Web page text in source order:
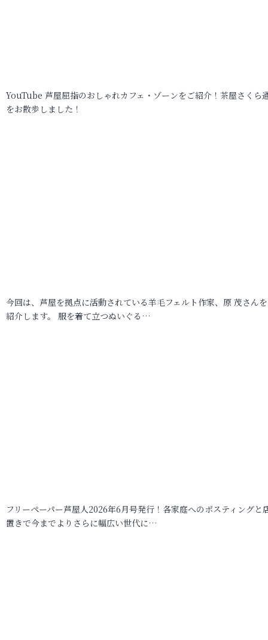
YouTube 芦屋屈指のおしゃれカフェ・ゾーンをご紹介！茶屋さくら
をお散歩しました！
今回は、芦屋を拠点に活動されている羊毛フェルト作家、原 茂さん
紹介します。 服を着て立つぬいぐる…
フリーペーパー芦屋人2026年6月号発行！各家庭へのポスティングと
置きで今までよりさらに幅広い世代に…